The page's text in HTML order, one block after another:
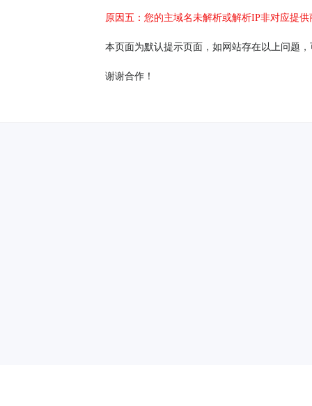
原因五：您的主域名未解析或解析IP非对应提
本页面为默认提示页面，如网站存在以上问题
谢谢合作！